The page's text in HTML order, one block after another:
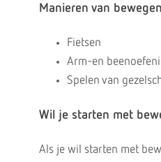
Manieren van
Fietsen
Arm-en
Spelen van
Wil je starten met
Als je wil starten met